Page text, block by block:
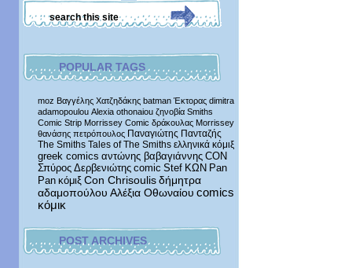
POPULAR TAGS
moz Βαγγέλης Χατζηδάκης batman Έκτορας dimitra
adamopoulou Alexia othonaiou ζηνοβία Smiths
Comic Strip Morrissey Comic δράκουλας Morrissey
θανάσης πετρόπουλος Παναγιώτης Πανταζής
The Smiths Tales of The Smiths ελληνικά κόμιξ
greek comics αντώνης βαβαγιάννης CON
Σπύρος Δερβενιώτης comic Stef ΚΩΝ Pan
Pan κόμιξ Con Chrisoulis δήμητρα
αδαμοπούλου Αλέξια Οθωναίου comics
κόμικ
POST ARCHIVES